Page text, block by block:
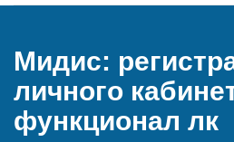
Мидис:
личного
функционал лк